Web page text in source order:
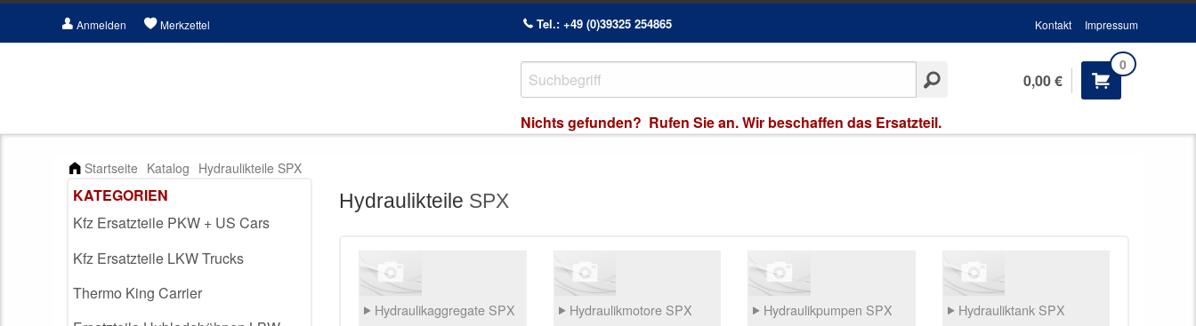
Anmelden Merkzettel Tel.: +49 (0)39325 254865 Kontakt Impressum
Nichts gefunden? Rufen Sie an. Wir beschaffen das Ersatzteil.
0
0,00 €
Startseite Katalog Hydraulikteile SPX
KATEGORIEN
Kfz Ersatzteile PKW + US Cars
Kfz Ersatzteile LKW Trucks
Thermo King Carrier
Hydraulikteile SPX
Hydraulikaggregate SPX Hydraulikmotore SPX Hydraulikpumpen SPX Hydrauliktank SPX